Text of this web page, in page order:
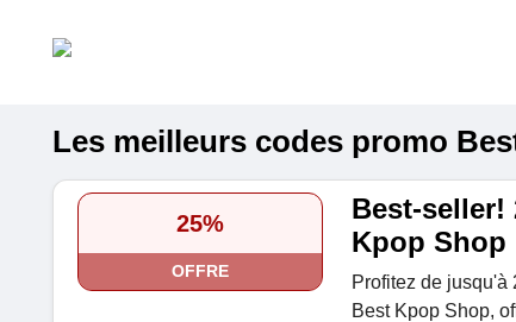
Les meilleurs codes promo
25%
OFFRE
Best-seller!
Kpop Shop
Profitez de jusqu'à
Best Kpop Shop,